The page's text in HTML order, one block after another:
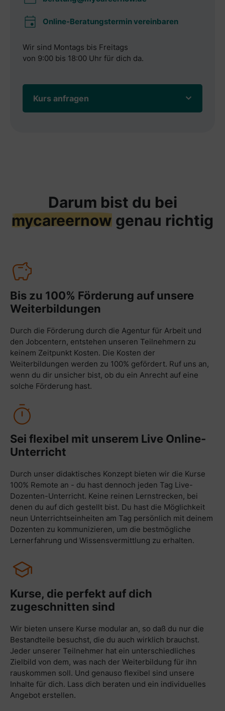
Online-Beratungstermin vereinbaren
Wir sind Montags bis Freitags
von 9:00 bis 18:00 Uhr für dich da.
Kurs anfragen
Darum bist du bei
mycareernow genau richtig
Bis zu 100% Förderung auf unsere
Weiterbildungen
Durch die Förderung durch die Agentur für Arbeit und
den Jobcentern, entstehen unseren Teilnehmern zu
keinem Zeitpunkt Kosten. Die Kosten der
Weiterbildungen werden zu 100% gefördert. Ruf uns an,
wenn du dir unsicher bist, ob du ein Anrecht auf eine
solche Förderung hast.
Sei flexibel mit unserem Live Online-
Unterricht
Durch unser didaktisches Konzept bieten wir die Kurse
100% Remote an - du hast dennoch jeden Tag Live-
Dozenten-Unterricht. Keine reinen Lernstrecken, bei
denen du auf dich gestellt bist. Du hast die Möglichkeit
neun Unterrichtseinheiten am Tag persönlich mit deinem
Dozenten zu kommunizieren, um die bestmögliche
Lernerfahrung und Wissensvermittlung zu erhalten.
Kurse, die perfekt auf dich
zugeschnitten sind
Wir bieten unsere Kurse modular an, so daß du nur die
Bestandteile besuchst, die du auch wirklich brauchst.
Jeder unserer Teilnehmer hat ein unterschiedliches
Zielbild von dem, was nach der Weiterbildung für ihn
rauskommen soll. Und genauso flexibel sind unsere
Inhalte für dich. Lass dich beraten und ein individuelles
Angebot erstellen.